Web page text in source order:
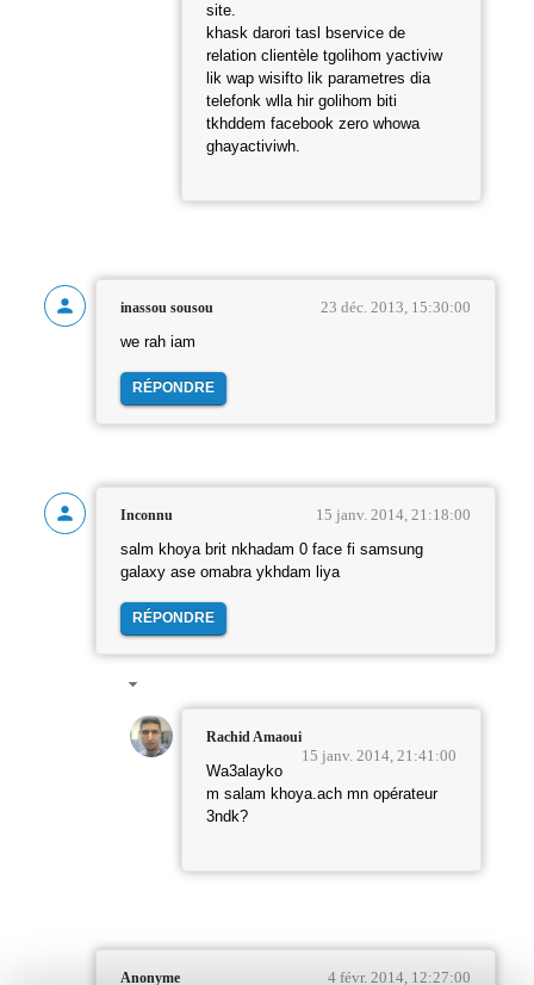
site.
khask darori tasl bservice de
relation clientèle tgolihom yactiviw
lik wap wisifto lik parametres dia
telefonk wlla hir golihom biti
tkhddem facebook zero whowa
ghayactiviwh.
inassou sousou 23 déc. 2013, 15:30:00
we rah iam
RÉPONDRE
Inconnu 15 janv. 2014, 21:18:00
salm khoya brit nkhadam 0 face fi samsung
galaxy ase omabra ykhdam liya
RÉPONDRE
Rachid Amaoui
15 janv. 2014, 21:41:00
Wa3alayko
m salam khoya.ach mn opérateur
3ndk?
Anonyme 4 févr. 2014, 12:27:00